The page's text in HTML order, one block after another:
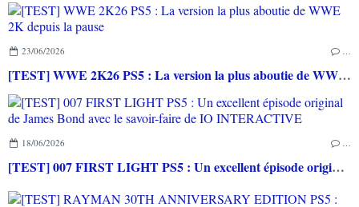
23/06/2026 …
[TEST] WWE 2K26 PS5 : La version la plus aboutie de WWE 2K depuis la pause
18/06/2026 …
[TEST] 007 FIRST LIGHT PS5 : Un excellent épisode original de James Bond avec le savoir-faire de IO INTERACTIVE